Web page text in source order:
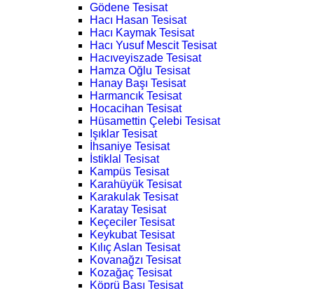
Gödene Tesisat
Hacı Hasan Tesisat
Hacı Kaymak Tesisat
Hacı Yusuf Mescit Tesisat
Hacıveyiszade Tesisat
Hamza Oğlu Tesisat
Hanay Başı Tesisat
Harmancık Tesisat
Hocacihan Tesisat
Hüsamettin Çelebi Tesisat
Işıklar Tesisat
İhsaniye Tesisat
İstiklal Tesisat
Kampüs Tesisat
Karahüyük Tesisat
Karakulak Tesisat
Karatay Tesisat
Keçeciler Tesisat
Keykubat Tesisat
Kılıç Aslan Tesisat
Kovanağzı Tesisat
Kozağaç Tesisat
Köprü Başı Tesisat